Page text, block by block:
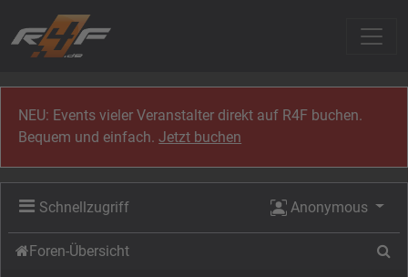
NEU: Events vieler Veranstalter direkt auf R4F buchen.
Bequem und einfach.Jetzt buchen
Schnellzugriff Anonymous
Foren-Übersicht